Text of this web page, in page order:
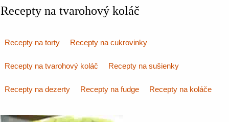
Recepty na tvarohový koláč
Recepty na torty Recepty na cukrovinky
Recepty na tvarohový koláč Recepty na sušienky
Recepty na dezerty Recepty na fudge Recepty na koláče